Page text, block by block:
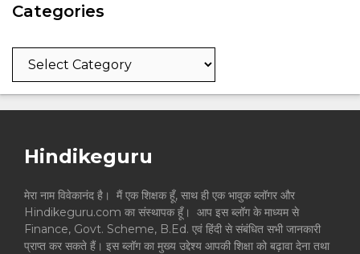
Categories
Categories
Hindikeguru
मेरा नाम विवेकानंद है। मैं एक शिक्षक हूँ, साथ ही एक भावुक ब्लॉगर और
Hindikeguru.com का संस्थापक हूँ। आप इस ब्लॉग के माध्यम से
Finance, Govt. Scheme, B.Ed. एवं हिंदी से संबंधित सभी जानकारी
प्राप्त कर सकते हैं। इस ब्लॉग का मुख्य उद्देश्य आपकी शिक्षा को बढ़ावा देना तथा